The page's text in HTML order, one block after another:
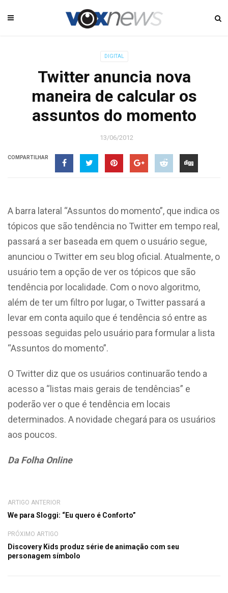
DIGITAL
Twitter anuncia nova
maneira de calcular os
assuntos do momento
13/06/2012
COMPARTILHAR
A barra lateral “Assuntos do momento”, que indica os
tópicos que são tendência no Twitter em tempo real,
passará a ser baseada em quem o usuário segue,
anunciou o Twitter em seu blog oficial. Atualmente, o
usuário tem a opção de ver os tópicos que são
tendência por localidade. Com o novo algoritmo,
além de ter um filtro por lugar, o Twitter passará a
levar em conta aquilo que é tendência só entre as
pessoas seguidas pelo usuário para formular a lista
“Assuntos do momento”.
O Twitter diz que os usuários continuarão tendo a
acesso a “listas mais gerais de tendências” e
poderão ver o que é tendência em locais
determinados. A novidade chegará para os usuários
aos poucos.
Da Folha Online
ARTIGO ANTERIOR
We para Sloggi: “Eu quero é Conforto”
PRÓXIMO ARTIGO
Discovery Kids produz série de animação com seu
personagem símbolo